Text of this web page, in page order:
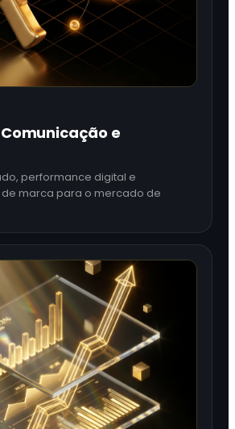
e
performance digital e
marca para o mercado de